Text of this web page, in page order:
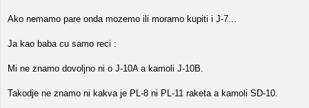
Ako nemamo pare onda mozemo ili moramo kupiti i J-7...
Ja kao baba cu samo reci :
Mi ne znamo dovoljno ni o J-10A a kamoli J-10B.
Takodje ne znamo ni kakva je PL-8 ni PL-11 raketa a kamoli SD-10.